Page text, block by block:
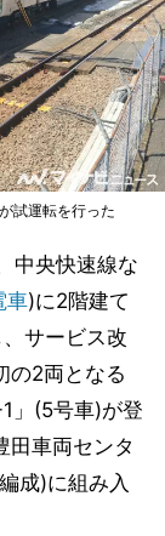
試運転を行った
中央快速線な
車)に2階建て
サービス改
の2両となる
」(5号車)が登
田車両センタ
成)に組み入